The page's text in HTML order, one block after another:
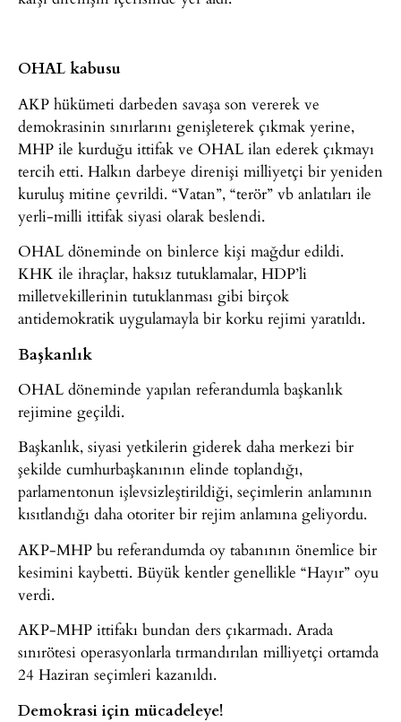
OHAL kabusu
AKP hükümeti darbeden savaşa son vererek ve
demokrasinin sınırlarını genişleterek çıkmak yerine,
MHP ile kurduğu ittifak ve OHAL ilan ederek çıkmayı
tercih etti. Halkın darbeye direnişi milliyetçi bir yeniden
kuruluş mitine çevrildi. “Vatan”, “terör” vb anlatıları ile
yerli-milli ittifak siyasi olarak beslendi.
OHAL döneminde on binlerce kişi mağdur edildi.
KHK ile ihraçlar, haksız tutuklamalar, HDP’li
milletvekillerinin tutuklanması gibi birçok
antidemokratik uygulamayla bir korku rejimi yaratıldı.
Başkanlık
OHAL döneminde yapılan referandumla başkanlık
rejimine geçildi.
Başkanlık, siyasi yetkilerin giderek daha merkezi bir
şekilde cumhurbaşkanının elinde toplandığı,
parlamentonun işlevsizleştirildiği, seçimlerin anlamının
kısıtlandığı daha otoriter bir rejim anlamına geliyordu.
AKP-MHP bu referandumda oy tabanının önemlice bir
kesimini kaybetti. Büyük kentler genellikle “Hayır” oyu
verdi.
AKP-MHP ittifakı bundan ders çıkarmadı. Arada
sınırötesi operasyonlarla tırmandırılan milliyetçi ortamda
24 Haziran seçimleri kazanıldı.
Demokrasi için mücadeleye!